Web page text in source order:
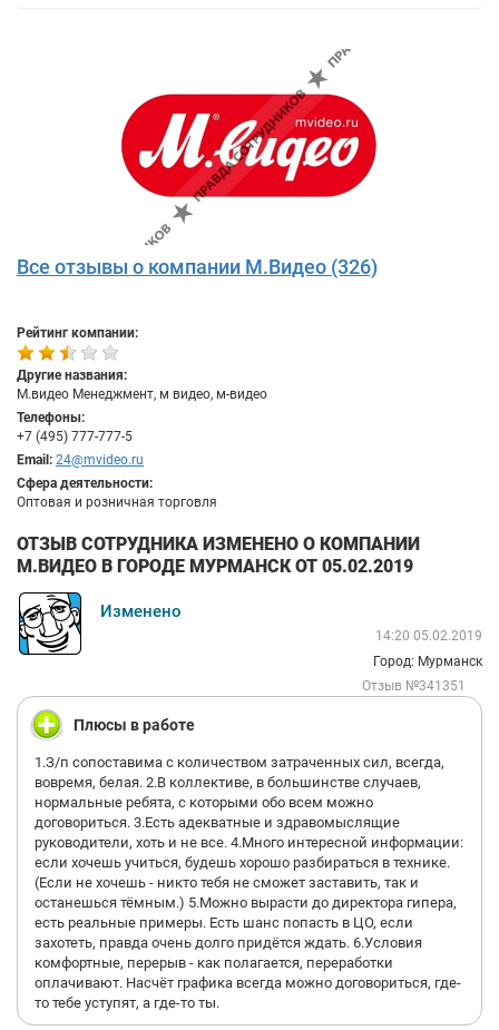
Все отзывы о компании М.Видео (326)
Рейтинг компании:
Другие названия:
М.видео Менеджмент, м видео, м-видео
Телефоны:
+7 (495) 777-777-5
Email: 24@mvideo.ru
Сфера деятельности:
Оптовая и розничная торговля
ОТЗЫВ СОТРУДНИКА ИЗМЕНЕНО О КОМПАНИИ
М.ВИДЕО В ГОРОДЕ МУРМАНСК ОТ 05.02.2019
Изменено
14:20 05.02.2019
Город: Мурманск
Отзыв №341351
Плюсы в работе
1.З/п сопоставима с количеством затраченных сил, всегда,
вовремя, белая. 2.В коллективе, в большинстве случаев,
нормальные ребята, с которыми обо всем можно
договориться. 3.Есть адекватные и здравомыслящие
руководители, хоть и не все. 4.Много интересной информации:
если хочешь учиться, будешь хорошо разбираться в технике.
(Если не хочешь - никто тебя не сможет заставить, так и
останешься тёмным.) 5.Можно вырасти до директора гипера,
есть реальные примеры. Есть шанс попасть в ЦО, если
захотеть, правда очень долго придётся ждать. 6.Условия
комфортные, перерыв - как полагается, переработки
оплачивают. Насчёт графика всегда можно договориться, где-
то тебе уступят, а где-то ты.